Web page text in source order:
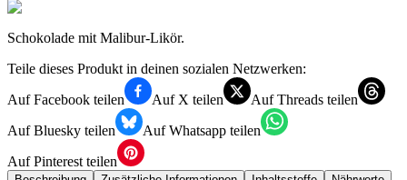
Schokolade mit Malibur-Likör.
Teile dieses Produkt in deinen sozialen Netzwerken:
Auf Facebook teilen
Auf X teilen
Auf Threads teilen
Auf Bluesky teilen
Auf Whatsapp teilen
Auf Pinterest teilen